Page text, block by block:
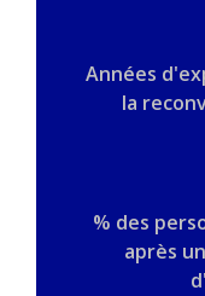
Années
la
% des
après